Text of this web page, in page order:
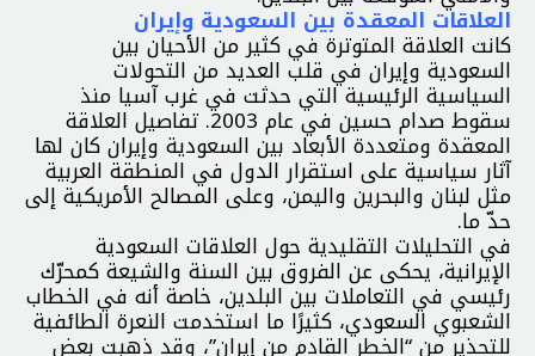
العلاقات المعقدة بين السعودية وإيران
كانت العلاقة المتوترة في كثير من الأحيان بين
السعودية وإيران في قلب العديد من التحولات
السياسية الرئيسية التي حدثت في غرب آسيا منذ
سقوط صدام حسين في عام 2003. تفاصيل العلاقة
المعقدة ومتعددة الأبعاد بين السعودية وإيران كان لها
آثار سياسية على استقرار الدول في المنطقة العربية
مثل لبنان والبحرين واليمن، وعلى المصالح الأمريكية إلى
حدّ ما.
في التحليلات التقليدية حول العلاقات السعودية
الإيرانية، يحكى عن الفروق بين السنة والشيعة كمحرّك
رئيسي في التعاملات بين البلدين، خاصة أنه في الخطاب
الشعبوي السعودي، كثيرًا ما استخدمت النعرة الطائفية
للتحذير من “الخطر القادم من إيران”، وقد ذهبت بعض